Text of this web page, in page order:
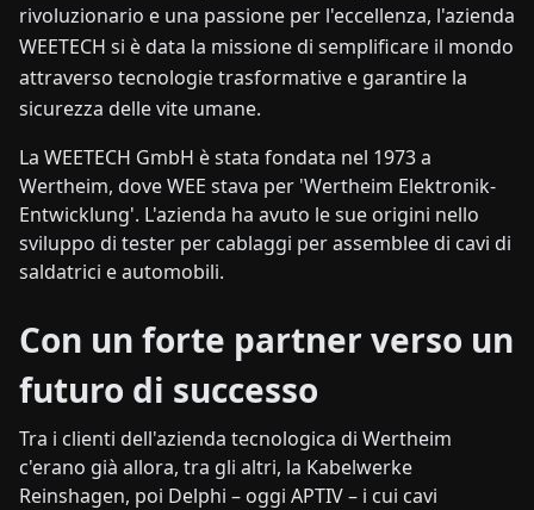
rivoluzionario e una passione per l'eccellenza, l'azienda
WEETECH si è data la missione di semplificare il mondo
attraverso tecnologie trasformative e garantire la
sicurezza delle vite umane.
La WEETECH GmbH è stata fondata nel 1973 a
Wertheim, dove WEE stava per 'Wertheim Elektronik-
Entwicklung'. L'azienda ha avuto le sue origini nello
sviluppo di tester per cablaggi per assemblee di cavi di
saldatrici e automobili.
Con un forte partner verso un
futuro di successo
Tra i clienti dell'azienda tecnologica di Wertheim
c'erano già allora, tra gli altri, la Kabelwerke
Reinshagen, poi Delphi – oggi APTIV – i cui cavi